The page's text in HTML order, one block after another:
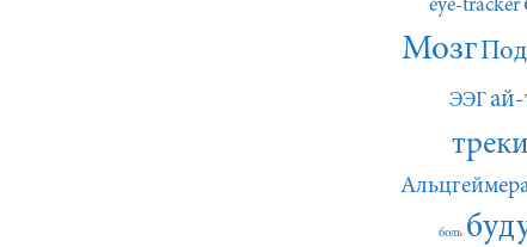
eye-tracker
Мозг
ЭЭГай-
боль